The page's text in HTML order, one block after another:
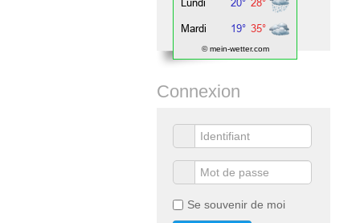
© mein-wetter.com
Connexion
Se souvenir de moi